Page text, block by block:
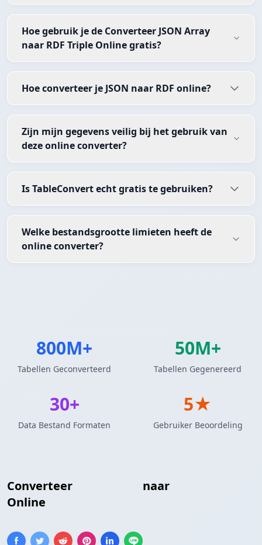
Converteer naar
Online
Hoe gebruik je de Converteer JSON Array
naar RDF Triple Online gratis?
Hoe converteer je JSON naar RDF online?
Zijn mijn gegevens veilig bij het gebruik van
deze online converter?
Is TableConvert echt gratis te gebruiken?
Welke bestandsgrootte limieten heeft de
online converter?
800M+
Tabellen Geconverteerd
50M+
Tabellen Gegenereerd
30+
Data Bestand Formaten
5★
Gebruiker Beoordeling